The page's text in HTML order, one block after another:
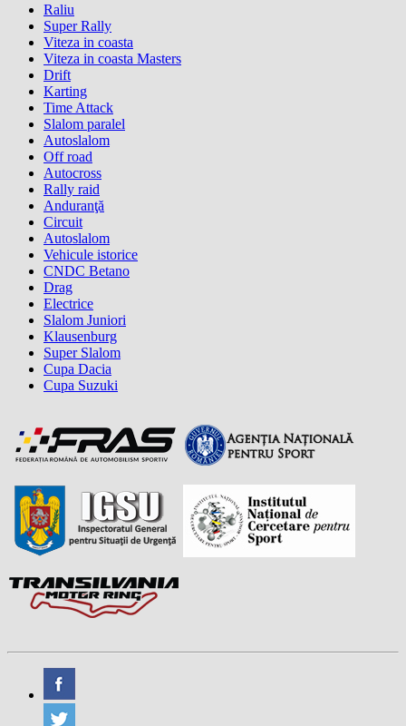
Raliu
Super Rally
Viteza in coasta
Viteza in coasta Masters
Drift
Karting
Time Attack
Slalom paralel
Autoslalom
Off road
Autocross
Rally raid
Anduranţă
Circuit
Autoslalom
Vehicule istorice
CNDC Betano
Drag
Electrice
Slalom Juniori
Klausenburg
Super Slalom
Cupa Dacia
Cupa Suzuki